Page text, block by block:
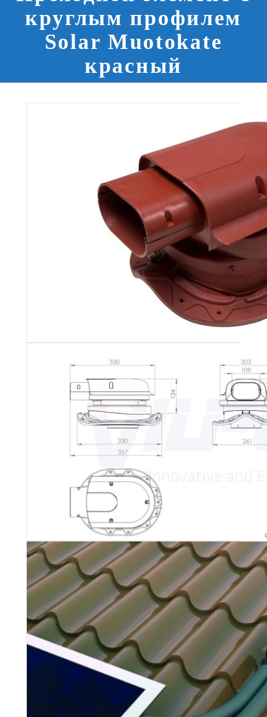
круглым профилем
Solar Muotokate
красный